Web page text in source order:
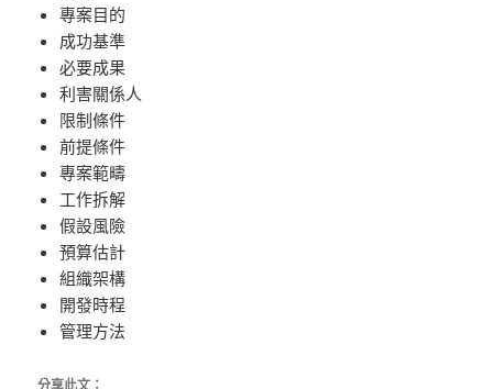
專案目的
成功基準
必要成果
利害關係人
限制條件
前提條件
專案範疇
工作拆解
假設風險
預算估計
組織架構
開發時程
管理方法
分享此文：